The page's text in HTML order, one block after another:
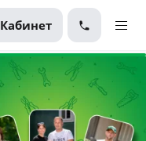
Кабинет